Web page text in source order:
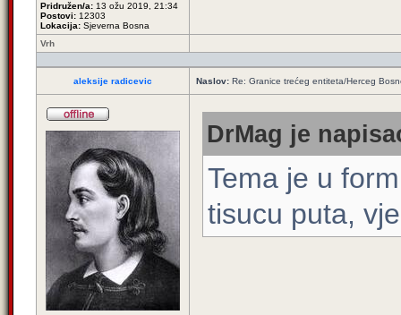
Pridružen/a: 13 ožu 2019, 21:34
Postovi: 12303
Lokacija: Sjeverna Bosna
Vrh
aleksije radicevic Naslov: Re: Granice trećeg entiteta/Herceg
DrMag je
Tema je u
tisucu puta,